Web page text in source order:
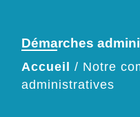
Démarches
Accueil / Notre
administratives